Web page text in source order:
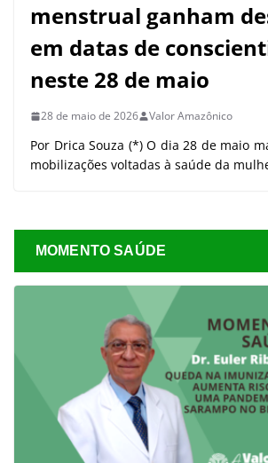
menstrual ganham
em datas de
neste 28 de maio
28 de maio de 2026 Valor Amazônico
Por Drica Souza (*) O dia 28 de maio
mobilizações voltadas à saúde da
MOMENTO SAÚDE